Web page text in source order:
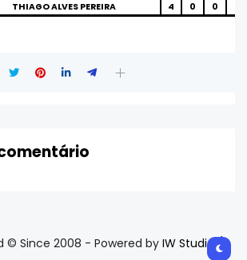
THIAGO ALVES PEREIRA 4 0 0
© Since 2008 - Powered by IW Studio /